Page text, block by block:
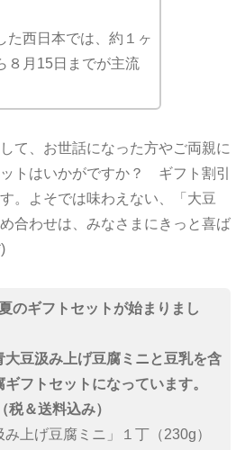
た西日本では、約１ヶ
８月15日までが主流
て、お世話になった方やご両親に
ットはいかがですか？ ギフト割引
。よそでは味わえない、「大豆
合わせは、みなさまにきっと喜ば
のギフトセット が始まりまし
大豆汲み上げ豆腐ミニと豆乳を含
フトセットになっています。
＆送料込み）
み上げ豆腐ミニ」１丁（230g）